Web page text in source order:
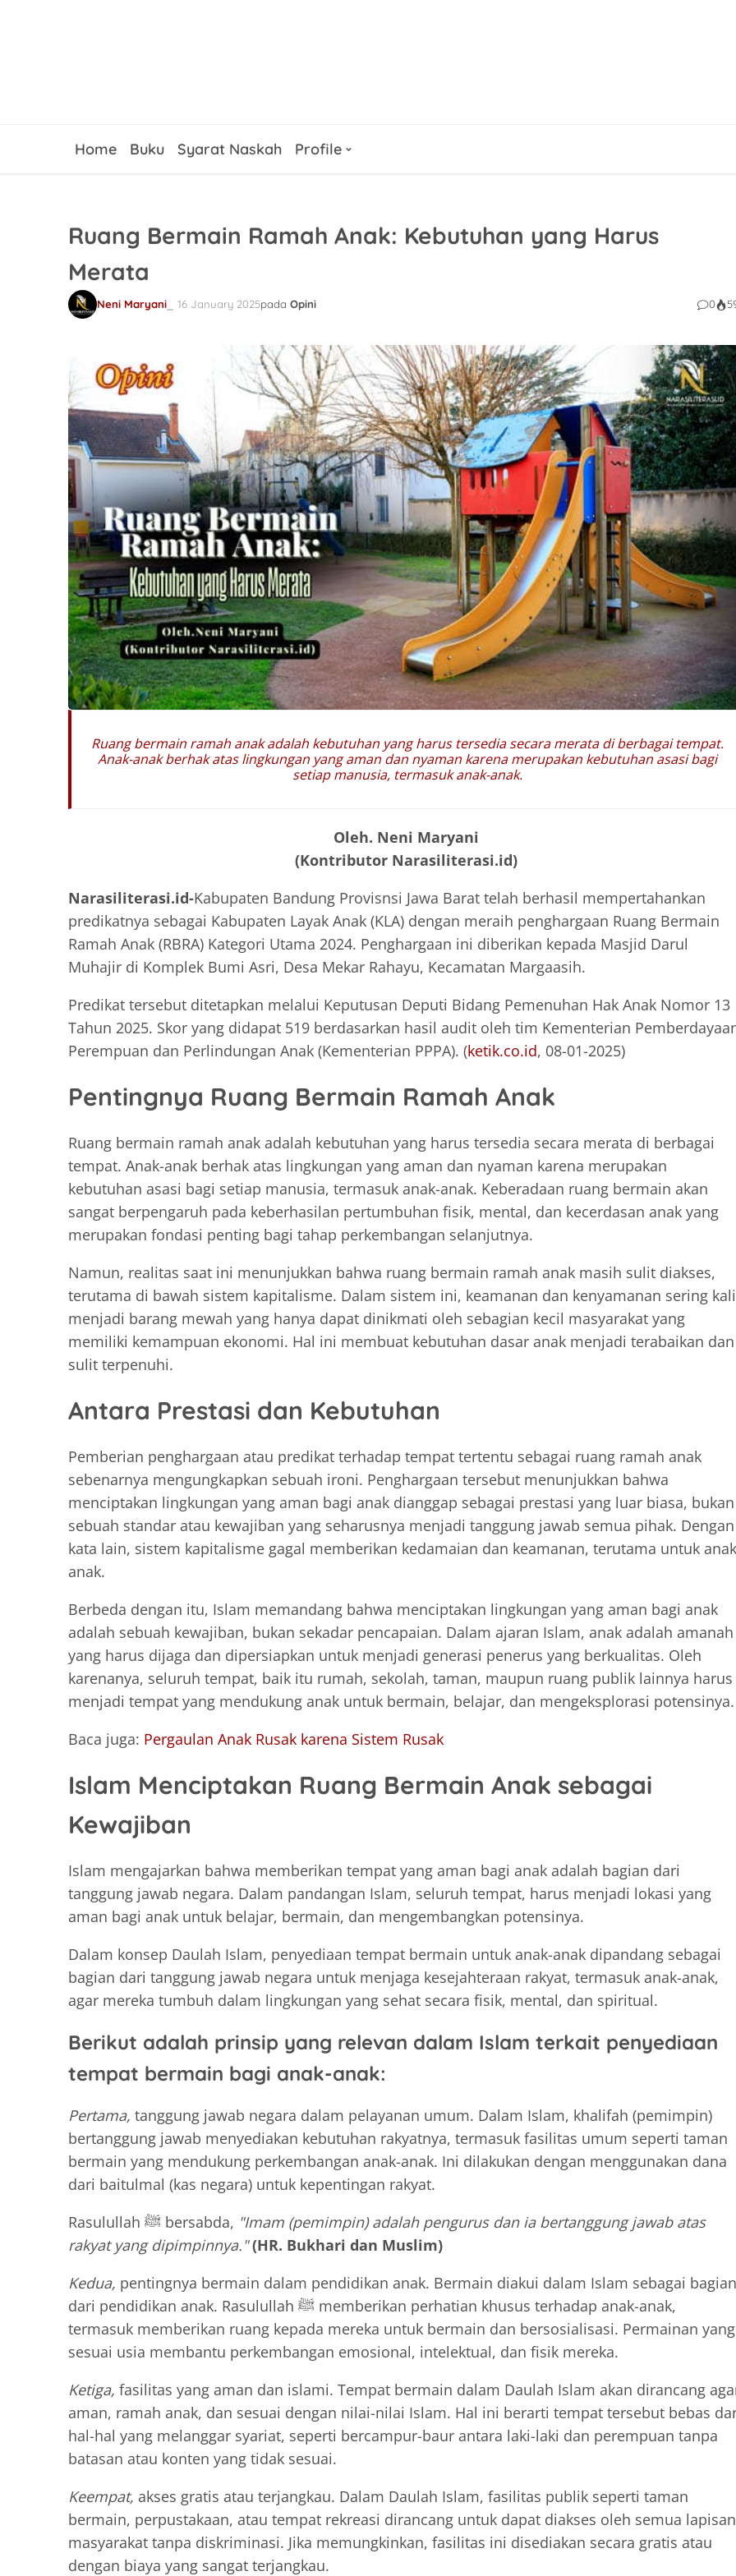
Home Buku Syarat Naskah Profile
Ruang Bermain Ramah Anak: Kebutuhan yang Harus
Merata
Neni Maryani 16 January 2025pada Opini 0
Ruang bermain ramah anak adalah kebutuhan yang harus tersedia secara merata di berbagai tempat.
Anak-anak berhak atas lingkungan yang aman dan nyaman karena merupakan kebutuhan asasi bagi
setiap manusia, termasuk anak-anak.
Oleh. Neni Maryani
(Kontributor Narasiliterasi.id)
Narasiliterasi.id-Kabupaten Bandung Provisnsi Jawa Barat telah berhasil mempertahankan
predikatnya sebagai Kabupaten Layak Anak (KLA) dengan meraih penghargaan Ruang Bermain
Ramah Anak (RBRA) Kategori Utama 2024. Penghargaan ini diberikan kepada Masjid Darul
Muhajir di Komplek Bumi Asri, Desa Mekar Rahayu, Kecamatan Margaasih.
Predikat tersebut ditetapkan melalui Keputusan Deputi Bidang Pemenuhan Hak Anak Nomor 13
Tahun 2025. Skor yang didapat 519 berdasarkan hasil audit oleh tim Kementerian
Perempuan dan Perlindungan Anak (Kementerian PPPA). (ketik.co.id, 08-01-2025)
Pentingnya Ruang Bermain Ramah Anak
Ruang bermain ramah anak adalah kebutuhan yang harus tersedia secara merata di berbagai
tempat. Anak-anak berhak atas lingkungan yang aman dan nyaman karena merupakan
kebutuhan asasi bagi setiap manusia, termasuk anak-anak. Keberadaan ruang bermain akan
sangat berpengaruh pada keberhasilan pertumbuhan fisik, mental, dan kecerdasan anak yang
merupakan fondasi penting bagi tahap perkembangan selanjutnya.
Namun, realitas saat ini menunjukkan bahwa ruang bermain ramah anak masih sulit diakses,
terutama di bawah sistem kapitalisme. Dalam sistem ini, keamanan dan kenyamanan sering kali
menjadi barang mewah yang hanya dapat dinikmati oleh sebagian kecil masyarakat yang
memiliki kemampuan ekonomi. Hal ini membuat kebutuhan dasar anak menjadi terabaikan dan
sulit terpenuhi.
Antara Prestasi dan Kebutuhan
Pemberian penghargaan atau predikat terhadap tempat tertentu sebagai ruang ramah anak
sebenarnya mengungkapkan sebuah ironi. Penghargaan tersebut menunjukkan bahwa
menciptakan lingkungan yang aman bagi anak dianggap sebagai prestasi yang luar biasa, bukan
sebuah standar atau kewajiban yang seharusnya menjadi tanggung jawab semua pihak. Dengan
kata lain, sistem kapitalisme gagal memberikan kedamaian dan keamanan, terutama untuk
anak.
Berbeda dengan itu, Islam memandang bahwa menciptakan lingkungan yang aman bagi anak
adalah sebuah kewajiban, bukan sekadar pencapaian. Dalam ajaran Islam, anak adalah amanah
yang harus dijaga dan dipersiapkan untuk menjadi generasi penerus yang berkualitas. Oleh
karenanya, seluruh tempat, baik itu rumah, sekolah, taman, maupun ruang publik lainnya harus
menjadi tempat yang mendukung anak untuk bermain, belajar, dan mengeksplorasi potensinya.
Baca juga: Pergaulan Anak Rusak karena Sistem Rusak
Islam Menciptakan Ruang Bermain Anak sebagai
Kewajiban
Islam mengajarkan bahwa memberikan tempat yang aman bagi anak adalah bagian dari
tanggung jawab negara. Dalam pandangan Islam, seluruh tempat, harus menjadi lokasi yang
aman bagi anak untuk belajar, bermain, dan mengembangkan potensinya.
Dalam konsep Daulah Islam, penyediaan tempat bermain untuk anak-anak dipandang sebagai
bagian dari tanggung jawab negara untuk menjaga kesejahteraan rakyat, termasuk anak-anak,
agar mereka tumbuh dalam lingkungan yang sehat secara fisik, mental, dan spiritual.
Berikut adalah prinsip yang relevan dalam Islam terkait penyediaan
tempat bermain bagi anak-anak:
Pertama, tanggung jawab negara dalam pelayanan umum. Dalam Islam, khalifah (pemimpin)
bertanggung jawab menyediakan kebutuhan rakyatnya, termasuk fasilitas umum seperti taman
bermain yang mendukung perkembangan anak-anak. Ini dilakukan dengan menggunakan dana
dari baitulmal (kas negara) untuk kepentingan rakyat.
Rasulullah ﷺ bersabda, "Imam (pemimpin) adalah pengurus dan ia bertanggung jawab atas
rakyat yang dipimpinnya."(HR. Bukhari dan Muslim)
Kedua, pentingnya bermain dalam pendidikan anak. Bermain diakui dalam Islam sebagai bagian
dari pendidikan anak. Rasulullah ﷺ memberikan perhatian khusus terhadap anak-anak,
termasuk memberikan ruang kepada mereka untuk bermain dan bersosialisasi. Permainan yang
sesuai usia membantu perkembangan emosional, intelektual, dan fisik mereka.
Ketiga, fasilitas yang aman dan islami. Tempat bermain dalam Daulah Islam akan dirancang
aman, ramah anak, dan sesuai dengan nilai-nilai Islam. Hal ini berarti tempat tersebut bebas
hal-hal yang melanggar syariat, seperti bercampur-baur antara laki-laki dan perempuan tanpa
batasan atau konten yang tidak sesuai.
Keempat, akses gratis atau terjangkau. Dalam Daulah Islam, fasilitas publik seperti taman
bermain, perpustakaan, atau tempat rekreasi dirancang untuk dapat diakses oleh semua lapisan
masyarakat tanpa diskriminasi. Jika memungkinkan, fasilitas ini disediakan secara gratis atau
dengan biaya yang sangat terjangkau.